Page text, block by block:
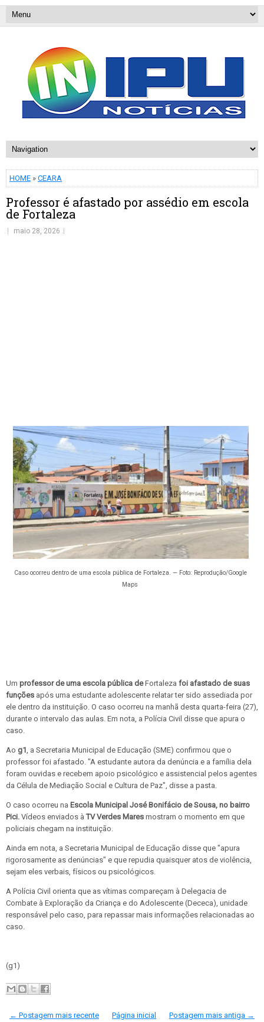
HOME » CEARA
Professor é afastado por assédio em escola
de Fortaleza
maio 28, 2026
Caso ocorreu dentro de uma escola pública de Fortaleza. — Foto: Reprodução/Google
Maps
Um professor de uma escola pública deFortaleza foi afastado de suas
funções após uma estudante adolescente relatar ter sido assediada por
ele dentro da instituição. O caso ocorreu na manhã desta quarta-feira (27),
durante o intervalo das aulas. Em nota, a Polícia Civil disse que apura o
caso.
Ao g1 , a Secretaria Municipal de Educação (SME) confirmou que o
professor foi afastado. "A estudante autora da denúncia e a família dela
foram ouvidas e recebem apoio psicológico e assistencial pelos agentes
da Célula de Mediação Social e Cultura de Paz", disse a pasta.
O caso ocorreu na Escola Municipal José Bonifácio de Sousa, no bairro
Pici. Vídeos enviados à TV Verdes Mares mostram o momento em que
policiais chegam na instituição.
Ainda em nota, a Secretaria Municipal de Educação disse que "apura
rigorosamente as denúncias" e que repudia quaisquer atos de violência,
sejam eles verbais, físicos ou psicológicos.
A Polícia Civil orienta que as vítimas compareçam à Delegacia de
Combate à Exploração da Criança e do Adolescente (Dececa), unidade
responsável pelo caso, para repassar mais informações relacionadas ao
caso.
(g1)
← Postagem mais recente Postagem mais antiga →
Página inicial